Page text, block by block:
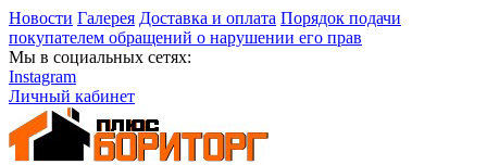
Новости Галерея Доставка и оплата Порядок подачи
покупателем обращений о нарушении его прав
Мы в социальных сетях:
Instagram
Личный кабинет